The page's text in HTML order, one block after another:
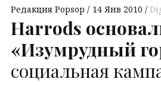
Редакция Popsop 14 Янв 2010
Harrods
«Изумрудный
социальная